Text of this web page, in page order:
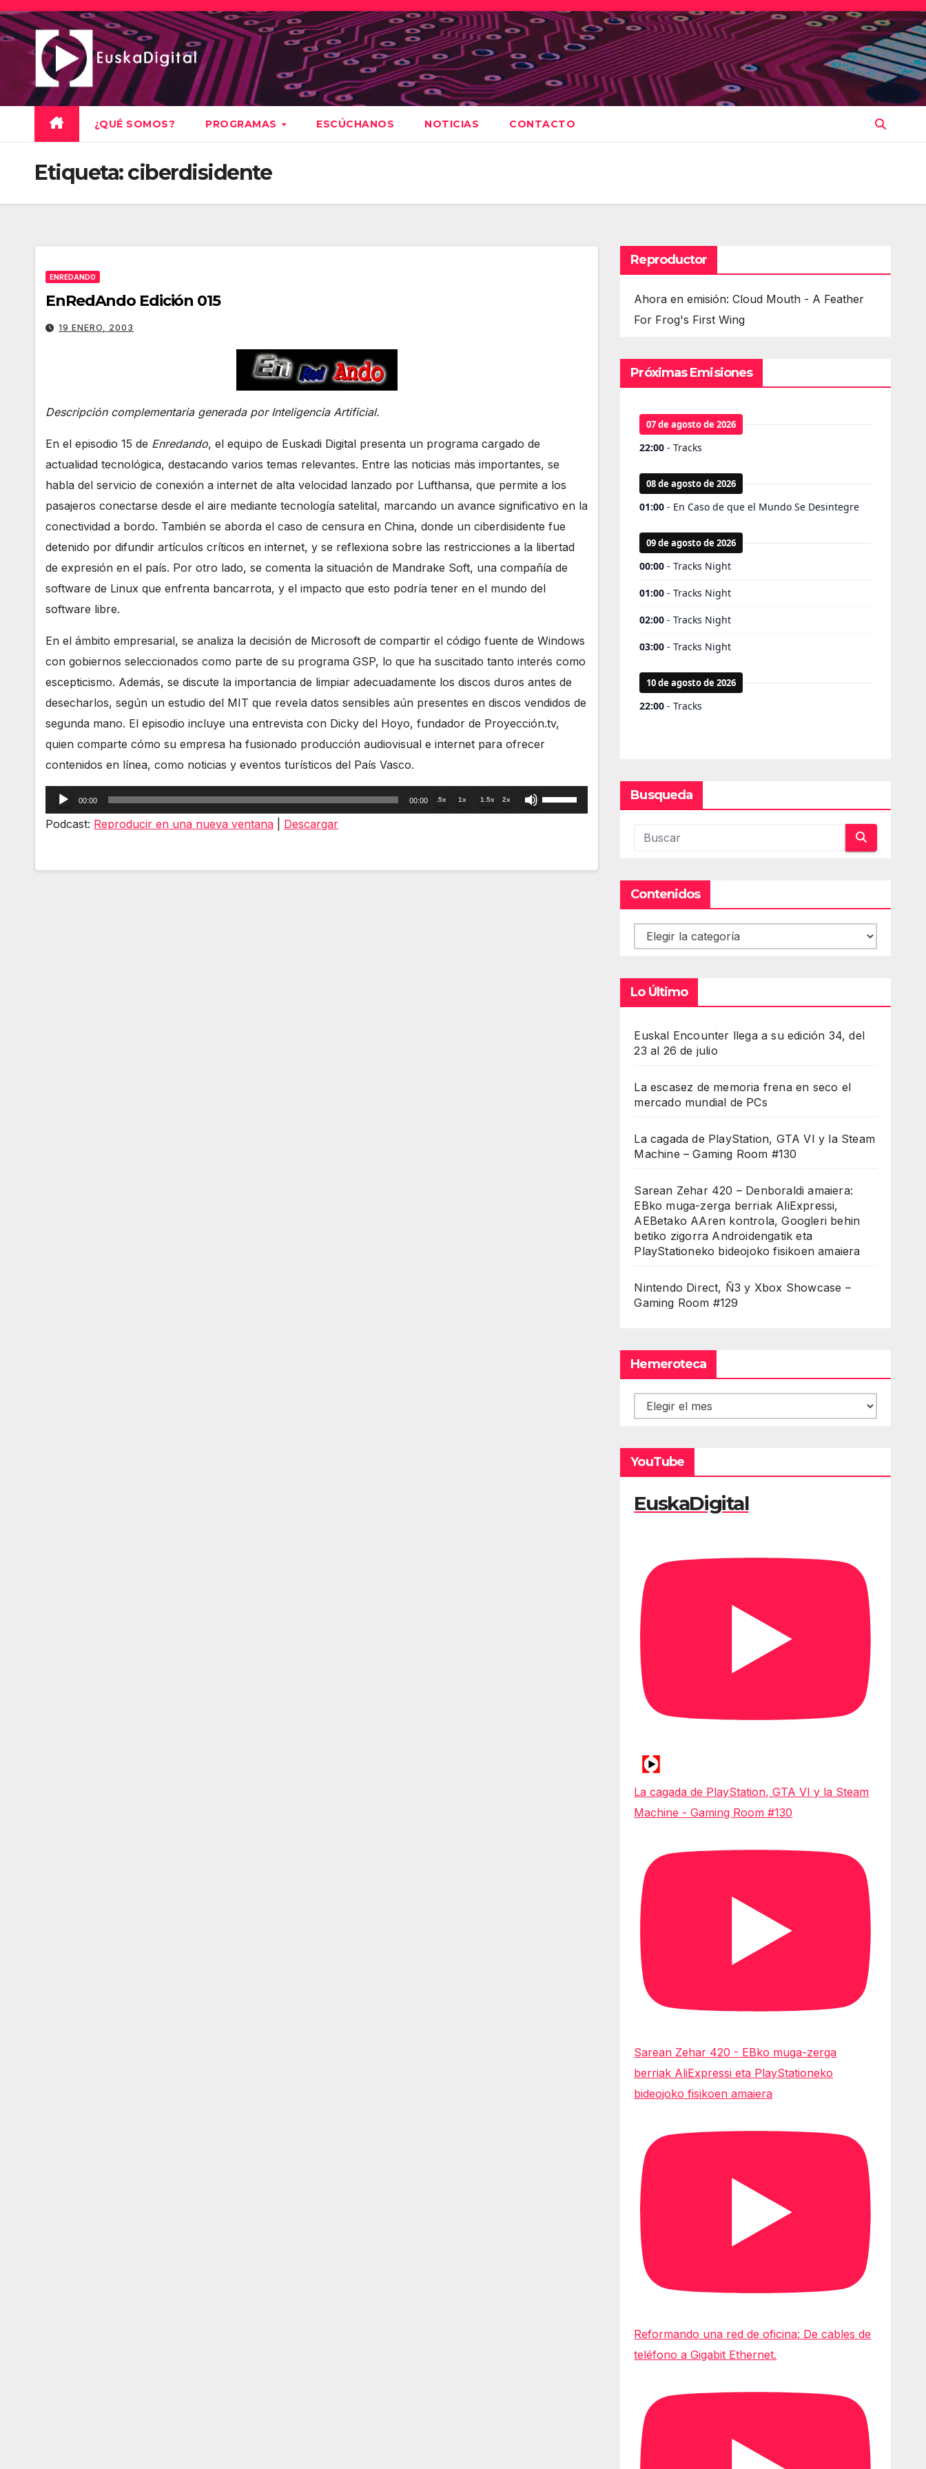
Saltar
al
contenido
¿QUÉ SOMOS? PROGRAMAS ESCÚCHANOS NOTICIAS CONTACTO
Etiqueta:ciberdisidente
ENREDANDO
EnRedAndo Edición 015
19 ENERO, 2003
Descripción complementaria generada por Inteligencia Artificial.
En el episodio 15 de Enredando, el equipo de Euskadi Digital presenta un programa cargado de
actualidad tecnológica, destacando varios temas relevantes. Entre las noticias más importantes, se
habla del servicio de conexión a internet de alta velocidad lanzado por Lufthansa, que permite a los
pasajeros conectarse desde el aire mediante tecnología satelital, marcando un avance significativo en la
conectividad a bordo. También se aborda el caso de censura en China, donde un ciberdisidente fue
detenido por difundir artículos críticos en internet, y se reflexiona sobre las restricciones a la libertad
de expresión en el país. Por otro lado, se comenta la situación de Mandrake Soft, una compañía de
software de Linux que enfrenta bancarrota, y el impacto que esto podría tener en el mundo del
software libre.
En el ámbito empresarial, se analiza la decisión de Microsoft de compartir el código fuente de Windows
con gobiernos seleccionados como parte de su programa GSP, lo que ha suscitado tanto interés como
escepticismo. Además, se discute la importancia de limpiar adecuadamente los discos duros antes de
desecharlos, según un estudio del MIT que revela datos sensibles aún presentes en discos vendidos de
segunda mano. El episodio incluye una entrevista con Dicky del Hoyo, fundador de Proyección.tv,
quien comparte cómo su empresa ha fusionado producción audiovisual e internet para ofrecer
contenidos en línea, como noticias y eventos turísticos del País Vasco.
Reproductor
de
00:00 00:00 .5x 1x 1.5x 2x
Utiliza
las
Podcast: Reproducir en una nueva ventana Descargar
Reproductor
Ahora en emisión: Cloud Mouth - A Feather
For Frog's First Wing
Próximas Emisiones
Busqueda
Contenidos
Contenidos
Lo Último
Euskal Encounter llega a su edición 34, del
23 al 26 de julio
La escasez de memoria frena en seco el
mercado mundial de PCs
La cagada de PlayStation, GTA VI y la Steam
Machine – Gaming Room #130
Sarean Zehar 420 – Denboraldi amaiera:
EBko muga-zerga berriak AliExpressi,
AEBetako AAren kontrola, Googleri behin
betiko zigorra Androidengatik eta
PlayStationeko bideojoko fisikoen amaiera
Nintendo Direct, Ñ3 y Xbox Showcase –
Gaming Room #129
Hemeroteca
Hemeroteca
YouTube
EuskaDigital
La cagada de PlayStation, GTA VI y la Steam
Machine - Gaming Room #130
Sarean Zehar 420 - EBko muga-zerga
berriak AliExpressi eta PlayStationeko
bideojoko fisikoen amaiera
Reformando una red de oficina: De cables de
teléfono a Gigabit Ethernet.